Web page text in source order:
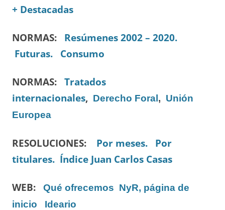
+ Destacadas
NORMAS: Resúmenes 2002 – 2020.
Futuras.
Consumo
NORMAS: Tratados
internacionales, Derecho Foral, Unión
Europea
RESOLUCIONES: Por meses.
Por
titulares. Índice Juan Carlos Casas
WEB: Qué ofrecemos NyR, página de
inicio
Ideario